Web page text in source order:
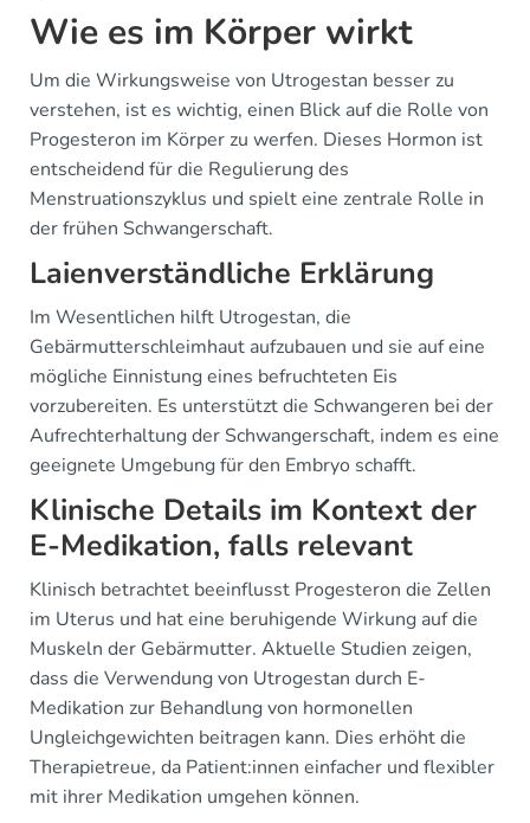
Wie es im Körper wirkt
Um die Wirkungsweise von Utrogestan besser zu
verstehen, ist es wichtig, einen Blick auf die Rolle von
Progesteron im Körper zu werfen. Dieses Hormon ist
entscheidend für die Regulierung des
Menstruationszyklus und spielt eine zentrale Rolle in
der frühen Schwangerschaft.
Laienverständliche Erklärung
Im Wesentlichen hilft Utrogestan, die
Gebärmutterschleimhaut aufzubauen und sie auf eine
mögliche Einnistung eines befruchteten Eis
vorzubereiten. Es unterstützt die Schwangeren bei der
Aufrechterhaltung der Schwangerschaft, indem es eine
geeignete Umgebung für den Embryo schafft.
Klinische Details im Kontext der
E-Medikation, falls relevant
Klinisch betrachtet beeinflusst Progesteron die Zellen
im Uterus und hat eine beruhigende Wirkung auf die
Muskeln der Gebärmutter. Aktuelle Studien zeigen,
dass die Verwendung von Utrogestan durch E-
Medikation zur Behandlung von hormonellen
Ungleichgewichten beitragen kann. Dies erhöht die
Therapietreue, da Patient:innen einfacher und flexibler
mit ihrer Medikation umgehen können.